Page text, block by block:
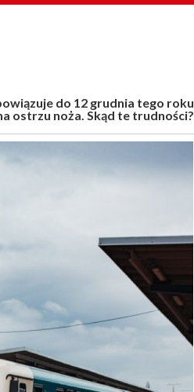
do 12 grudnia tego roku.
ostrzu noża. Skąd te trudności?